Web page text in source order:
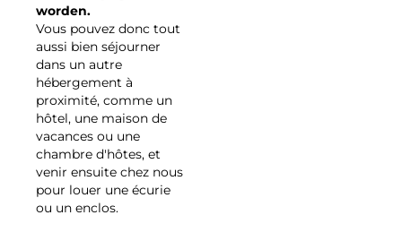
worden.
Vous pouvez donc tout
aussi bien séjourner
dans un autre
hébergement à
proximité, comme un
hôtel, une maison de
vacances ou une
chambre d'hôtes, et
venir ensuite chez nous
pour louer une écurie
ou un enclos.